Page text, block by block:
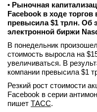
• Рыночная
Facebook в ходе
превысила $1 трлн. Об
электронной биржи
В понедельник
стоимость выросла на
увеличиваться. В
компании превысила $1
Резкий рост стоимости
Facebook в серии
пишет ТАСС.